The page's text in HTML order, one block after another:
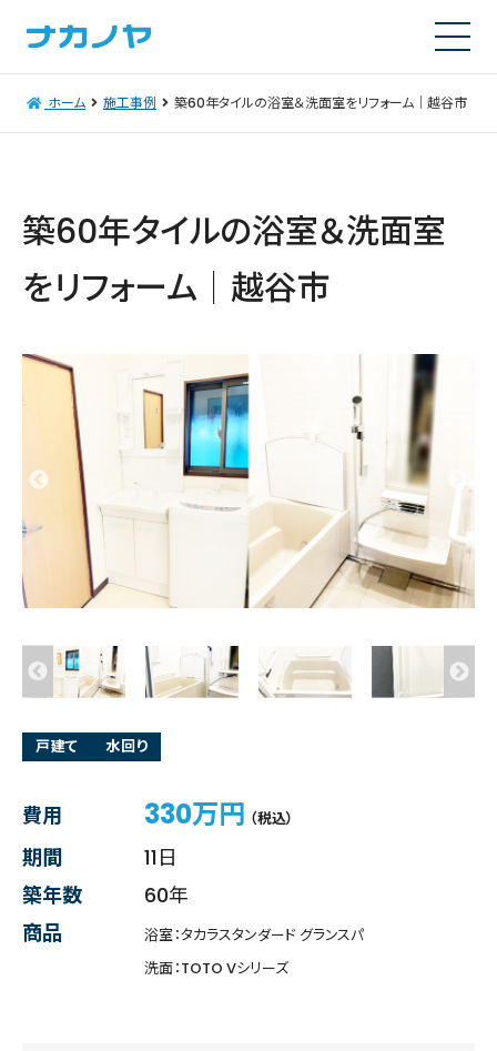
ホーム 施工事例 築60年タイルの浴室＆洗面室をリフォーム｜越谷市
築60年タイルの浴室＆洗面室
をリフォーム｜越谷市
戸建て 水回り
費用 330万円 （税込）
期間
11日
築年数
60年
商品
浴室：タカラスタンダード グランスパ
洗面：TOTO Vシリーズ